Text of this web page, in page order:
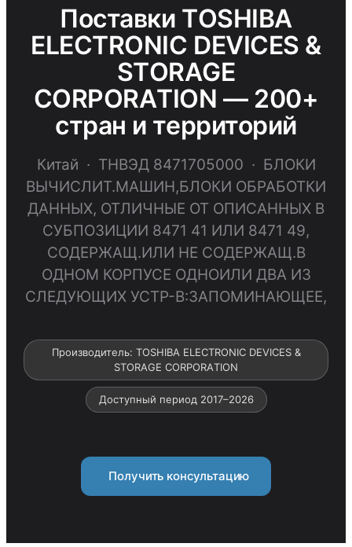
Поставки TОSHIBА
ELECTRОNIC DEVICES &
STОRАGE
CORPОRАTION — 200+
стран и территорий
Китай · ТНВЭД 8471705000 · БЛОКИ
ВЫЧИСЛИТ.МАШИН,БЛОКИ ОБРАБОТКИ
ДАННЫХ, ОТЛИЧНЫЕ ОТ ОПИСАННЫХ В
СУБПОЗИЦИИ 8471 41 ИЛИ 8471 49,
СОДЕРЖАЩ.ИЛИ НЕ СОДЕРЖАЩ.В
ОДНОМ КОРПУСЕ ОДНОИЛИ ДВА ИЗ
СЛЕДУЮЩИХ УСТР-В:ЗАПОМИНАЮЩЕЕ,
Производитель: TОSHIBА ELECTRОNIC DEVICES &
STОRАGE CORPОRАTION
Доступный период 2017–2026
Получить консультацию